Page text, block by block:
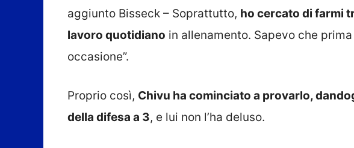
aggiunto Bisseck – Soprattutto, ho cercato di farmi
lavoro quotidiano in allenamento. Sapevo che
occasione”.
Proprio così, Chivu ha cominciato a provarlo,
della difesa a 3, e lui non l’ha deluso.